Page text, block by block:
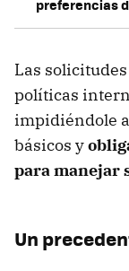
preferencias
Las
políticas
impidiéndole
básicos y
para manejar
Un